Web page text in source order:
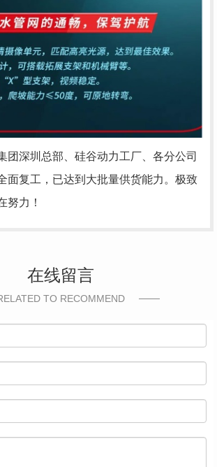
团深圳总部、硅谷动力工厂、各分公司
面复工，已达到大批量供货能力。极致
努力！
在线留言
TO RECOMMEND